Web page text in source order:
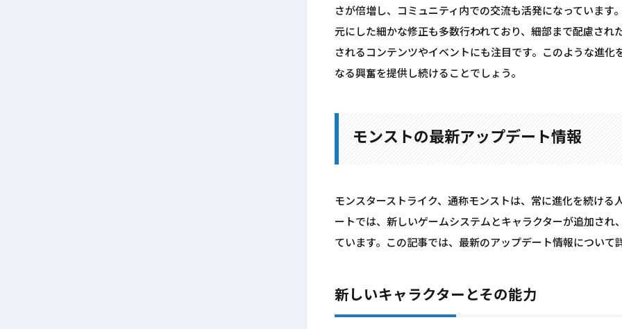
さが倍増し、コミュニティ内での交流も活発になっています
元にした細かな修正も多数行われており、細部まで配慮され
されるコンテンツやイベントにも注目です。このような進
なる興奮を提供し続けることでしょう。
モンストの最新アップデート情報
モンスターストライク、通称モンストは、常に進化を続ける
ートでは、新しいゲームシステムとキャラクターが追加され
ています。この記事では、最新のアップデート情報について
新しいキャラクターとその能力